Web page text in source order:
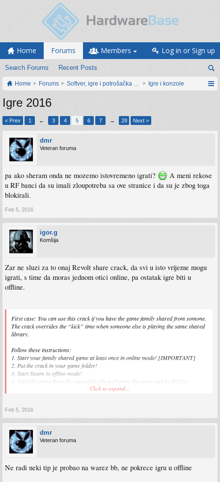
Home Forums
Search Forums Recent Posts
Members Log in or Sign up
Home Forums Softver, igre i potrošačka elektronikaIgre i konzole
Igre 2016
< Prev 1 ← 3 4 5 6 7 → 28 Next >
dmr
Veteran foruma
pa ako sheram onda ne mozemo istovremeno igrati?
A meni rekose
u RF banci da su imali zloupotreba sa ove stranice i da su je zbog toga
blokirali.
Feb 5, 2016
igor.g
Komšija
Zar ne sluzi za to onaj Revolt share crack, da svi u isto vrijeme mogu
igrati, s time da moras jednom otici online, pa ostatak igre biti u
offline.
First case: You can use this crack if you have the game family shared from somone.
The crack overrides the “kick” time when someone else is playing the same shared
library.
Follow these instructions:
1. Start your family shared game at least once in online mode! [IMPORTANT]
2. Put the crack in your game folder!
3. Start Steam in offline mode!
4. Start the game from the executable file and enjoy the game and its DLCs!
Click to expand...
Feb 5, 2016
dmr
Veteran foruma
Ne radi neki tip je probao na warez bb, ne pokrece igru u offline